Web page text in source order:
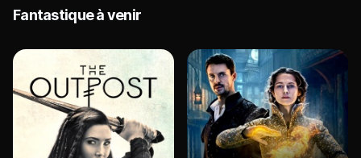
Fantastique à venir